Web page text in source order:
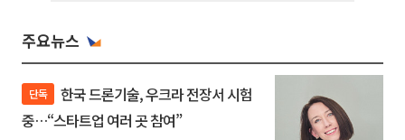
주요뉴스
단독
중…“스타트업 여러 곳 참여”